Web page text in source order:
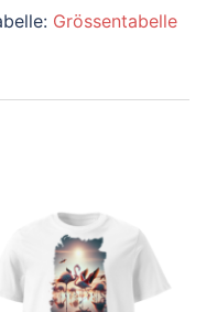
Grössentabelle